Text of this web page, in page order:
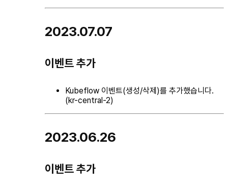
2023.07.07
이벤트 추가
Kubeflow 이벤트(생성/삭제)를 추가했습니다.
(kr-central-2)
2023.06.26
이벤트 추가